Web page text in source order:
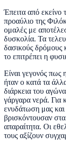
Έπειτα από εκείνο
προαύλιο της
ομαλές με
δυσκολία. Τα
δασικούς δρόμους
το επιτρέπει η
Είναι γεγονός πως
ήταν ο κατά τα
διάρκεια του
γάργαρα νερά. Για
ενυδάτωση μας και
βρισκόντουσαν
απαραίτητα. Oι
τους αξίζουν